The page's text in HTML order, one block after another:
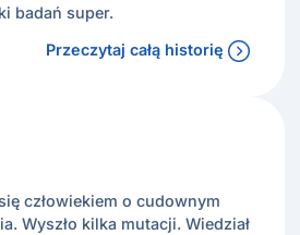
badań super.
Przeczytaj całą historię
człowiekiem o cudownym
Wyszło kilka mutacji. Wiedział